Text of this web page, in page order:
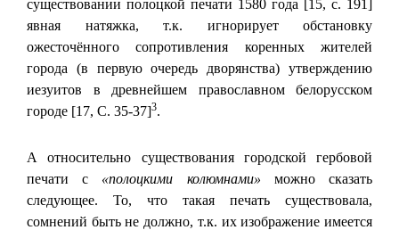
существовании полоцкой печати 1580 года [15, с. 191]
явная натяжка, т.к. игнорирует обстановку
ожесточённого сопротивления коренных жителей
города (в первую очередь дворянства) утверждению
иезуитов в древнейшем православном белорусском
городе [17, С. 35-37]3.
А относительно существования городской гербовой
печати с «полоцкими колюмнами» можно сказать
следующее. То, что такая печать существовала,
сомнений быть не должно, т.к. их изображение имеется